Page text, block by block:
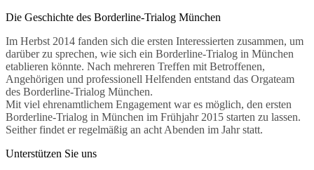
Die Geschichte des Borderline-Trialog München
Im Herbst 2014 fanden sich die ersten Interessierten zusammen, um
darüber zu sprechen, wie sich ein Borderline-Trialog in München
etablieren könnte. Nach mehreren Treffen mit Betroffenen,
Angehörigen und professionell Helfenden entstand das Orgateam
des Borderline-Trialog München.
Mit viel ehrenamtlichem Engagement war es möglich, den ersten
Borderline-Trialog in München im Frühjahr 2015 starten zu lassen.
Seither findet er regelmäßig an acht Abenden im Jahr statt.
Unterstützen Sie uns